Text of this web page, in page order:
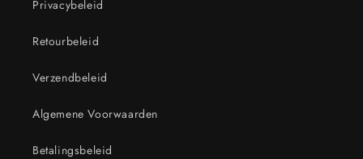
Privacybeleid
Retourbeleid
Verzendbeleid
Algemene Voorwaarden
Betalingsbeleid